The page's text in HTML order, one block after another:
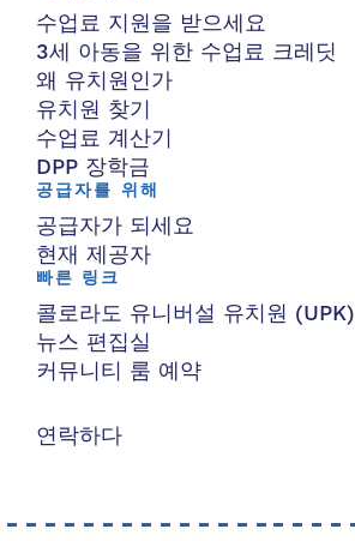
수업료 지원을 받으세요
3세 아동을 위한 수업료 크레딧
왜 유치원인가
유치원 찾기
수업료 계산기
DPP 장학금
공급자를 위해
공급자가 되세요
현재 제공자
빠른 링크
콜로라도 유니버설 유치원 (UPK)
뉴스 편집실
커뮤니티 룸 예약
연락하다